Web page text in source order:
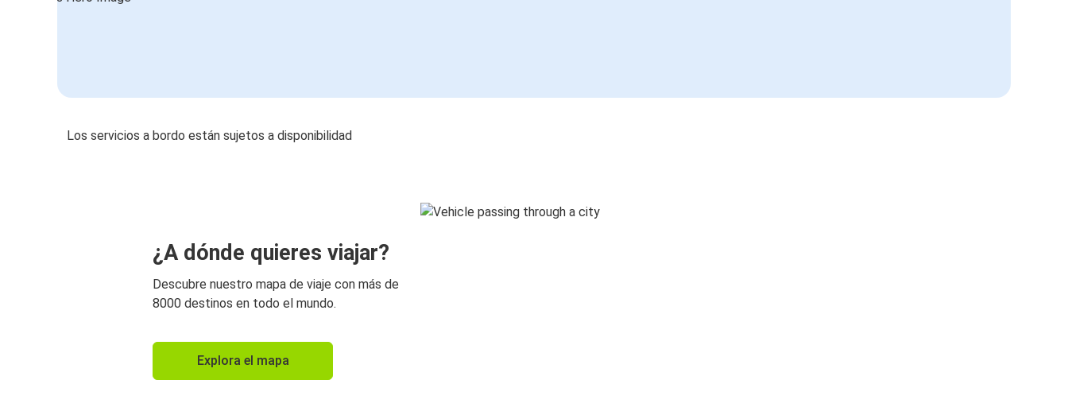
Los servicios a bordo están sujetos a disponibilidad
¿A dónde quieres viajar?
Descubre nuestro mapa de viaje con más de
8000 destinos en todo el mundo.
Explora el mapa